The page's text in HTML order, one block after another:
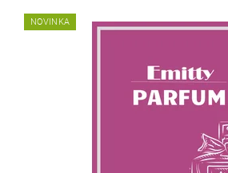
NOVINKA